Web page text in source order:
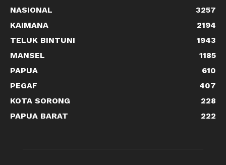
NASIONAL
3257
KAIMANA
2194
TELUK BINTUNI
1943
MANSEL
1185
PAPUA
610
PEGAF
407
KOTA SORONG
228
PAPUA BARAT
222